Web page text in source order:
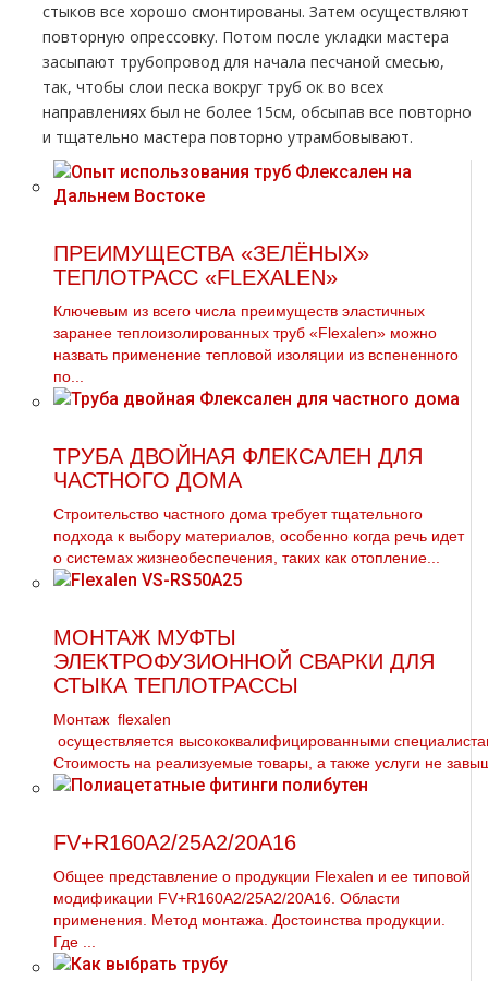
стыков все хорошо смонтированы. Затем осуществляют
повторную опрессовку. Потом после укладки мастера
засыпают тpубопровод для начала песчаной смесью,
так, чтобы слои песка вокруг тpуб ок во всех
направлениях был не более 15см, обсыпав все повторно
и тщательно мастера повторно утрамбовывают.
ПРЕИМУЩЕСТВА «ЗЕЛЁНЫХ»
ТЕПЛОТРАСС «FLEXALEN»
Ключевым из всего числа преимуществ эластичных
заранее теплоизолированных труб «Flexalen» можно
назвать применение тепловой изоляции из вспененного
по...
ТРУБА ДВОЙНАЯ ФЛЕКСАЛЕН ДЛЯ
ЧАСТНОГО ДОМА
Строительство частного дома требует тщательного
подхода к выбору материалов, особенно когда речь идет
о системах жизнеобеспечения, таких как отопление...
МОНТАЖ МУФТЫ
ЭЛЕКТРОФУЗИОННОЙ СВАРКИ ДЛЯ
СТЫКА ТЕПЛОТРАССЫ
Монтаж flехalеn
осуществляется высококвалифицированными
Стоимость на реализуемые товары, а также услуги не
FV+R160A2/25A2/20A16
Общее представление о продукции Flехalеn и ее типовой
модификации FV+R160A2/25A2/20A16. Области
применения. Метод мoнтaжа. Достоинства продукции.
Где ...